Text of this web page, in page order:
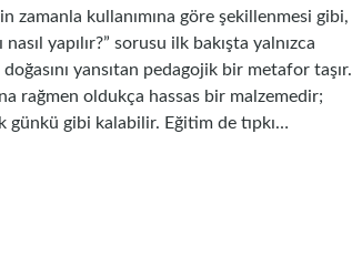
zamanla kullanımına göre şekillenmesi gibi,
yapılır?” sorusu ilk bakışta yalnızca
yansıtan pedagojik bir metafor taşır.
rağmen oldukça hassas bir malzemedir;
günkü gibi kalabilir. Eğitim de tıpkı…